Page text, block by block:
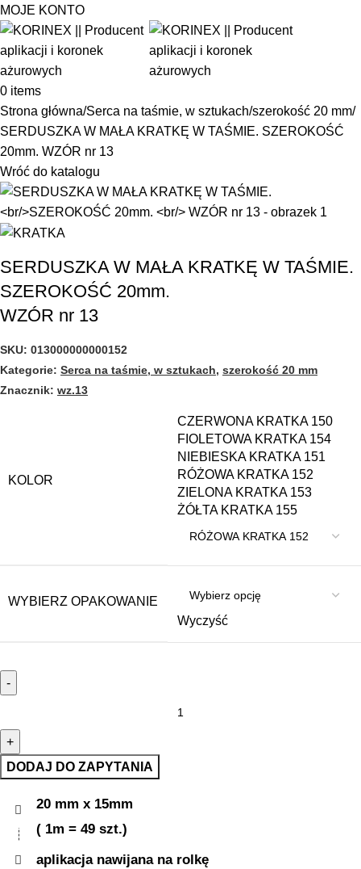
MOJE KONTO
0 items
Strona główna Serca na taśmie, w sztukach szerokość 20 mm
SERDUSZKA W MAŁA KRATKĘ W TAŚMIE. SZEROKOŚĆ
20mm. WZÓR nr 13
Wróć do katalogu
SERDUSZKA W MAŁA KRATKĘ W TAŚMIE.
SZEROKOŚĆ 20mm.
WZÓR nr 13
SKU: 013000000000152
Kategorie: Serca na taśmie, w sztukach, szerokość 20 mm
Znacznik: wz.13
KOLOR
CZERWONA KRATKA 150
FIOLETOWA KRATKA 154
NIEBIESKA KRATKA 151
RÓŻOWA KRATKA 152
ZIELONA KRATKA 153
ŻÓŁTA KRATKA 155
WYBIERZ OPAKOWANIE
Wyczyść
DODAJ DO ZAPYTANIA
20 mm x 15mm
( 1m = 49 szt.)
aplikacja nawijana na rolkę